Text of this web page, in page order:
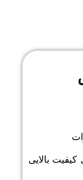
دارای کیفیت بالایی